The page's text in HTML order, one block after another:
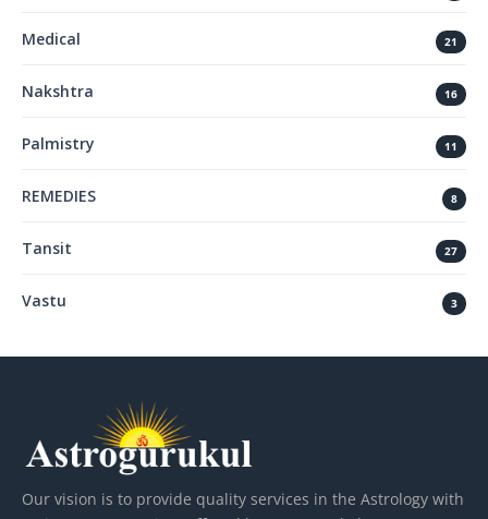
Medical 21
Nakshtra 16
Palmistry 11
REMEDIES 8
Tansit 27
Vastu 3
Our vision is to provide quality services in the Astrology with